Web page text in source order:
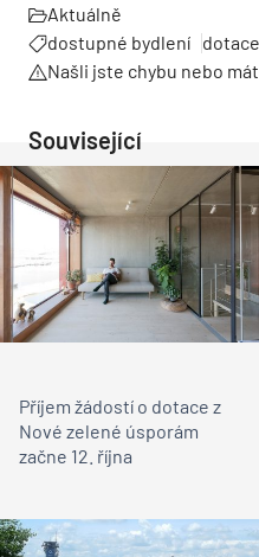
Aktuálně
dostupné bydlení dotace
Našli jste chybu nebo
Související
Příjem žádostí o dotace z
Nové zelené úsporám
začne 12. října